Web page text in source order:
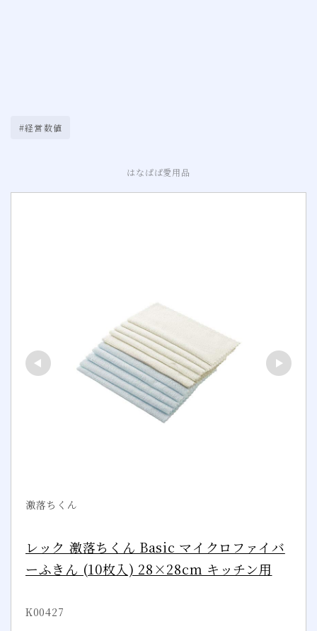
#経営数値
はなぱぱ愛用品
激落ちくん
レック 激落ちくん Basic マイクロファイバ
ーふきん (10枚入) 28×28cm キッチン用
K00427